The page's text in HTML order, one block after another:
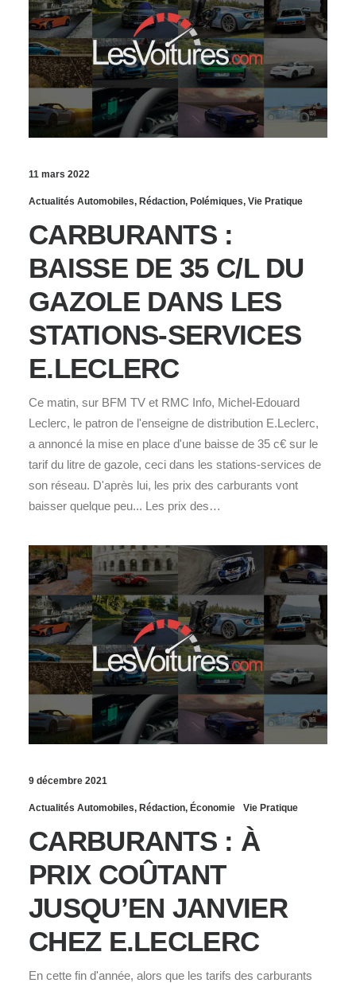
11 mars 2022
Actualités Automobiles, Rédaction, Polémiques, Vie Pratique
CARBURANTS :
BAISSE DE 35 C/L DU
GAZOLE DANS LES
STATIONS-SERVICES
E.LECLERC
Ce matin, sur BFM TV et RMC Info, Michel-Edouard
Leclerc, le patron de l'enseigne de distribution E.Leclerc,
a annoncé la mise en place d'une baisse de 35 c€ sur le
tarif du litre de gazole, ceci dans les stations-services de
son réseau. D'après lui, les prix des carburants vont
baisser quelque peu... Les prix des…
9 décembre 2021
Actualités Automobiles, Rédaction, Économie Vie Pratique
CARBURANTS : À
PRIX COÛTANT
JUSQU’EN JANVIER
CHEZ E.LECLERC
En cette fin d'année, alors que les tarifs des carburants